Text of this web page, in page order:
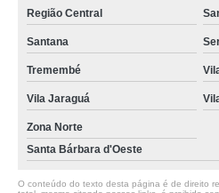
Região Central
Santana
Tremembé
Vila Jaraguá
Zona Norte
Santa Bárbara d'Oeste
O conteúdo do texto desta página é de direito